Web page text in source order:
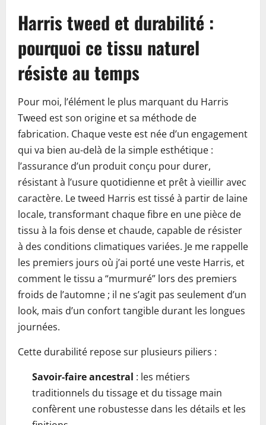
Harris tweed et durabilité :
pourquoi ce tissu naturel
résiste au temps
Pour moi, l’élément le plus marquant du Harris
Tweed est son origine et sa méthode de
fabrication. Chaque veste est née d’un engagement
qui va bien au-delà de la simple esthétique :
l’assurance d’un produit conçu pour durer,
résistant à l’usure quotidienne et prêt à vieillir avec
caractère. Le tweed Harris est tissé à partir de laine
locale, transformant chaque fibre en une pièce de
tissu à la fois dense et chaude, capable de résister
à des conditions climatiques variées. Je me rappelle
les premiers jours où j’ai porté une veste Harris, et
comment le tissu a “murmuré” lors des premiers
froids de l’automne ; il ne s’agit pas seulement d’un
look, mais d’un confort tangible durant les longues
journées.
Cette durabilité repose sur plusieurs piliers :
Savoir-faire ancestral : les métiers
traditionnels du tissage et du tissage main
confèrent une robustesse dans les détails et les